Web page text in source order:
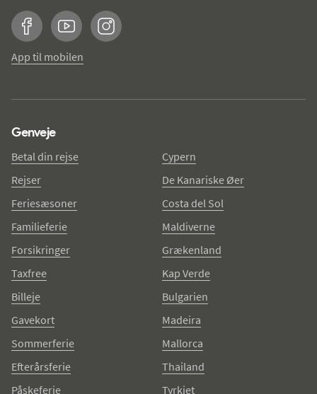
FacebookYouTubeInstagram
App til mobilen
Genveje
Betal din rejse
Rejser
Feriesæsoner
Familieferie
Forsikringer
Taxfree
Billeje
Gavekort
Sommerferie
Efterårsferie
Påskeferie
Cypern
De Kanariske Øer
Costa del Sol
Maldiverne
Grækenland
Kap Verde
Bulgarien
Madeira
Mallorca
Thailand
Tyrkiet